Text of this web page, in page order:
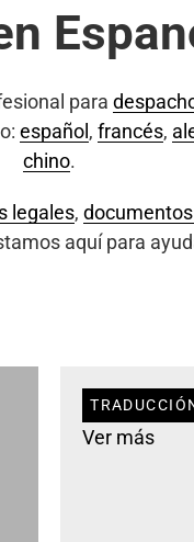
para
español , francés,
chino.
legales,
aquí para
Ver más